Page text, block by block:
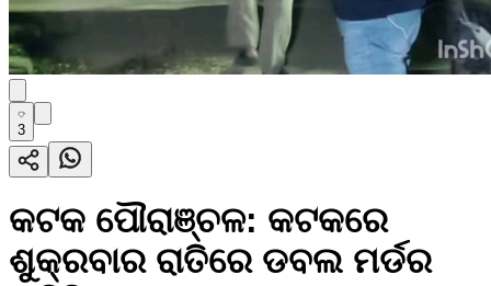
3
କଟକ ପୌରାଞ୍ଚଳ: କଟକରେ
ଶୁକ୍ରବାର ରାତିରେ ଡବଲ ମର୍ଡର